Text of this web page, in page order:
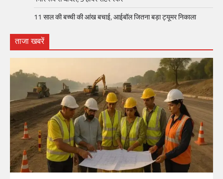
11 साल की बच्ची की आंख बचाई, आईबॉल जितना बड़ा ट्यूमर निकाला
ताजा खबरें